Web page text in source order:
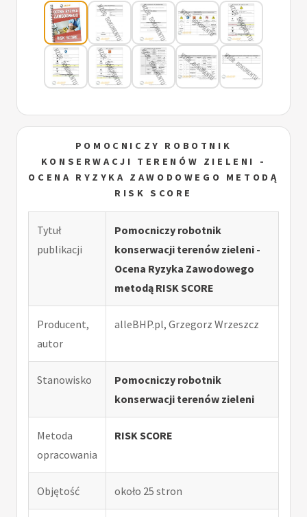
POMOCNICZY ROBOTNIK
KONSERWACJI TERENÓW ZIELENI -
OCENA RYZYKA ZAWODOWEGO METODĄ
RISK SCORE
Tytuł
publikacji
Pomocniczy robotnik
konserwacji terenów zieleni -
Ocena Ryzyka Zawodowego
metodą RISK SCORE
Producent,
autor
alleBHP.pl, Grzegorz Wrzeszcz
Stanowisko
Pomocniczy robotnik
konserwacji terenów zieleni
Metoda
opracowania
RISK SCORE
Objętość około 25 stron